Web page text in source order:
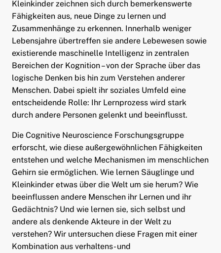
Menü aufklappen
Menü aufklappen
Menü aufklappen
Menü aufklappen
Menü aufklappen
Menü aufklappen
Menü aufklappen
Kleinkinder zeichnen sich durch bemerkenswerte
Fähigkeiten aus, neue Dinge zu lernen und
Zusammenhänge zu erkennen. Innerhalb weniger
Lebensjahre übertreffen sie andere Lebewesen sowie
existierende maschinelle Intelligenz in zentralen
Bereichen der Kognition – von der Sprache über das
logische Denken bis hin zum Verstehen anderer
Menschen. Dabei spielt ihr soziales Umfeld eine
entscheidende Rolle: Ihr Lernprozess wird stark
durch andere Personen gelenkt und beeinflusst.
Die Cognitive Neuroscience Forschungsgruppe
erforscht, wie diese außergewöhnlichen Fähigkeiten
entstehen und welche Mechanismen im menschlichen
Gehirn sie ermöglichen. Wie lernen Säuglinge und
Kleinkinder etwas über die Welt um sie herum? Wie
beeinflussen andere Menschen ihr Lernen und ihr
Gedächtnis? Und wie lernen sie, sich selbst und
andere als denkende Akteure in der Welt zu
verstehen? Wir untersuchen diese Fragen mit einer
Kombination aus verhaltens- und